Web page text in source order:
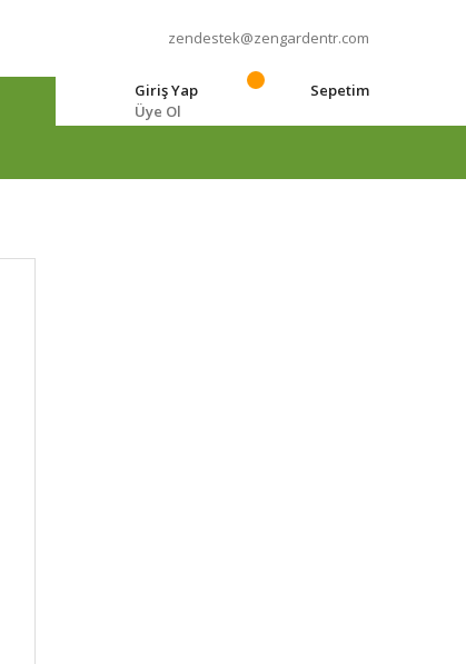
zendestek@zengardentr.com
Giriş Yap
Üye Ol
Sepetim